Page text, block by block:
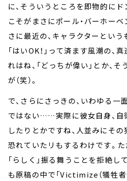
に、そういうところを即物的にド
こそがまさにポール・バーホー
さに最近の、キャラクターという
「はいOK！」って済ます風潮の、
れはね、「どっちが偉い」とか、
が（笑）。
で、さらにさっきの、いわゆる一
ではない……実際に彼女自身、自
したりとかですね、人並みにそ
恐れていたリもするわけです。
「らしく」振る舞うことを拒絶し
も原稿の中で「Victimize（犠牲者